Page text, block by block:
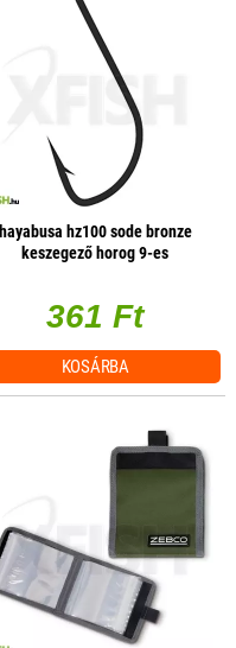
hayabusa hz100 sode bronze
keszegező horog 9-es
361 Ft
KOSÁRBA